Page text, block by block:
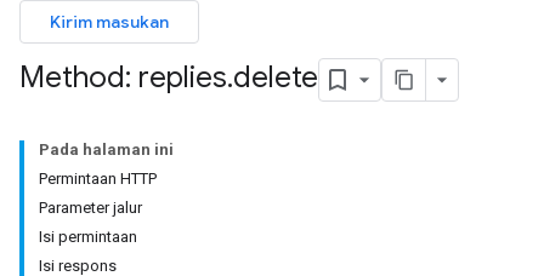
Kirim masukan
Method: replies.delete
Pada halaman ini
Permintaan HTTP
Parameter jalur
Isi permintaan
Isi respons